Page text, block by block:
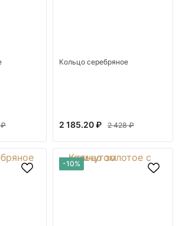
₽
Кольцо серебряное
2 185.20 ₽ 2 428 ₽
-10%